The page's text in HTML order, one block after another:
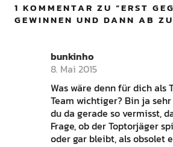
1 KOMMENTAR ZU “ERST
GEWINNEN UND DANN AB
bunkinho
8. Mai 2015
Was wäre denn für dich als
Team wichtiger? Bin ja
du da gerade so vermisst,
Frage, ob der Toptorjäger
oder gar bleibt, als obsolet